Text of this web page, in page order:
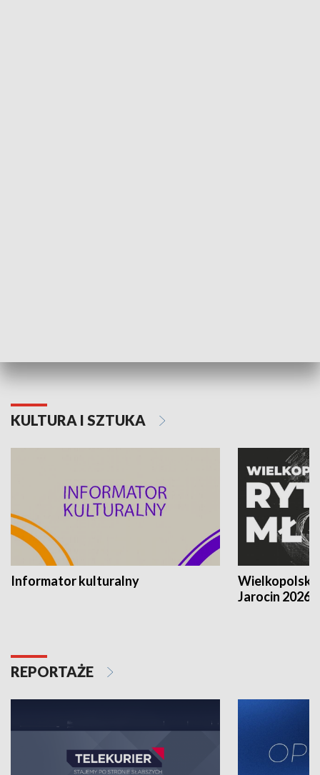
KULTURA I SZTUKA
Informator kulturalny
Jarocin 2026
REPORTAŻE